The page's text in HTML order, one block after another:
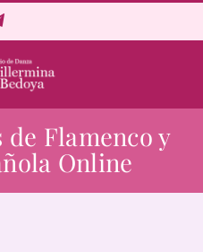
Online
de Flamenco y
Online